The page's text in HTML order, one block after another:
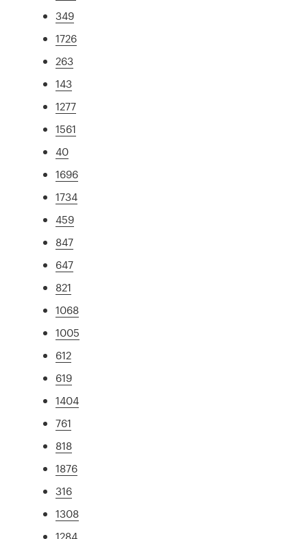
349
1726
263
143
1277
1561
40
1696
1734
459
847
647
821
1068
1005
612
619
1404
761
818
1876
316
1308
1284